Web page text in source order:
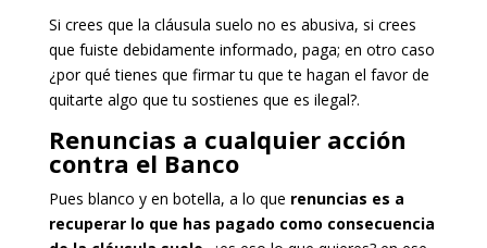
Si crees que la cláusula suelo no es abusiva, si crees
que fuiste debidamente informado, paga; en otro caso
¿por qué tienes que firmar tu que te hagan el favor de
quitarte algo que tu sostienes que es ilegal?.
Renuncias a cualquier acción
contra el Banco
Pues blanco y en botella, a lo que renuncias es a
recuperar lo que has pagado como consecuencia